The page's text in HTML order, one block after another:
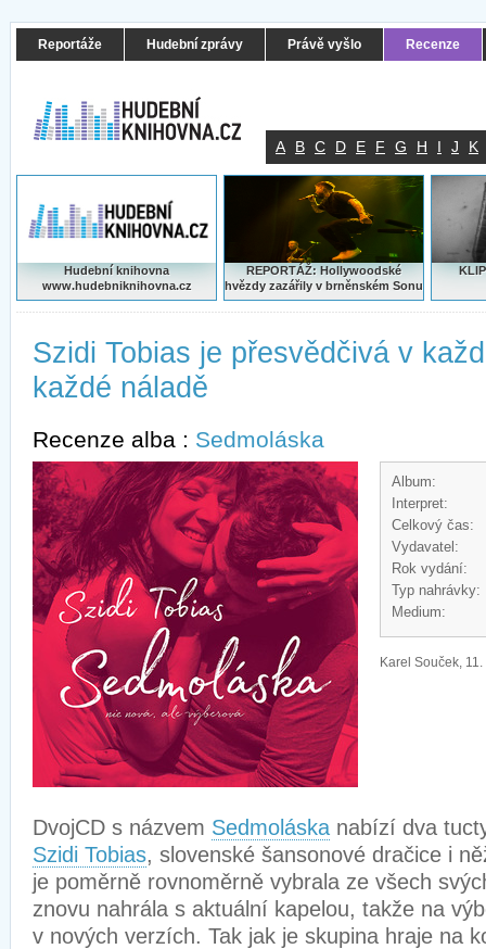
Reportáže Hudební zprávy Právě vyšlo Recenze
A B C D E F G H I J K
Hudební knihovna
www.hudebniknihovna.cz
REPORTÁŽ: Hollywoodské
hvězdy zazářily v brněnském Sonu
Szidi Tobias je přesvědčivá v
každé náladě
Recenze alba : Sedmoláska
Album:
Interpret:
Celkový čas:
Vydavatel:
Rok vydání:
Typ nahrávky:
Medium:
Karel Souček,
DvojCD s názvem Sedmoláska nabízí dva
Szidi Tobias, slovenské šansonové dračice i
je poměrně rovnoměrně vybrala ze všech
znovu nahrála s aktuální kapelou, takže na
v nových verzích. Tak jak je skupina hraje na